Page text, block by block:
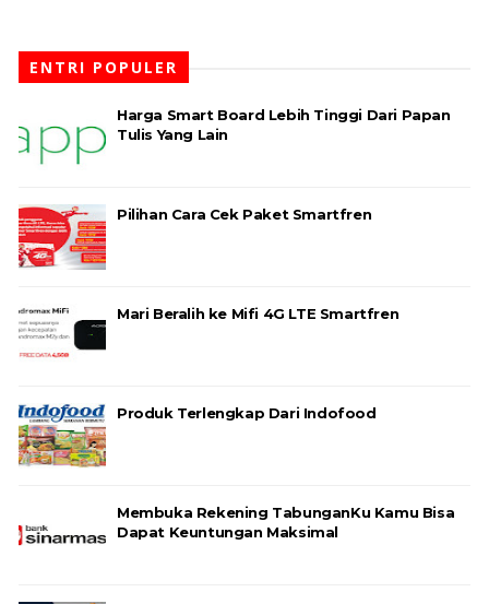
ENTRI POPULER
Harga Smart Board Lebih Tinggi Dari Papan
Tulis Yang Lain
Pilihan Cara Cek Paket Smartfren
Mari Beralih ke Mifi 4G LTE Smartfren
Produk Terlengkap Dari Indofood
Membuka Rekening TabunganKu Kamu Bisa
Dapat Keuntungan Maksimal